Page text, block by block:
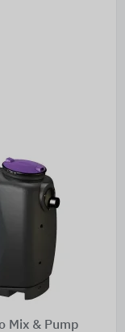
Mix & Pump